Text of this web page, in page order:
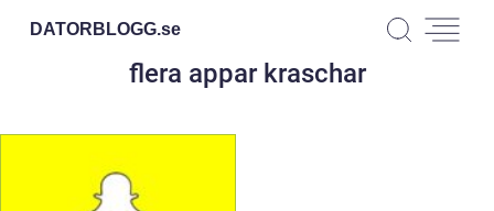
DATORBLOGG.se
flera appar kraschar